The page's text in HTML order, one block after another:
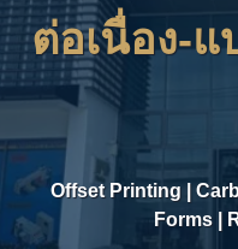
ต่อเนื่อง-
Offset Printing |
Forms |